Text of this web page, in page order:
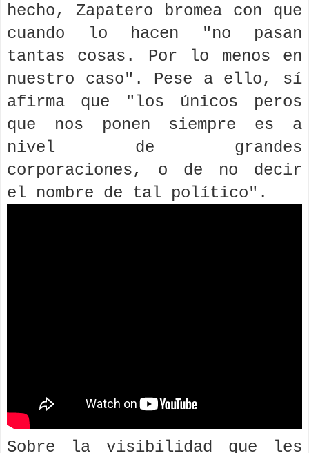
hecho, Zapatero bromea con que
cuando lo hacen "no pasan
tantas cosas. Por lo menos en
nuestro caso". Pese a ello, sí
afirma que "los únicos peros
que nos ponen siempre es a
nivel de grandes
corporaciones, o de no decir
el nombre de tal político".
Sobre la visibilidad que les